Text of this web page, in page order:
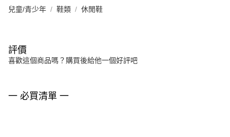
兒童/青少年 鞋類 休閒鞋
評價
喜歡這個商品嗎？購買後給他一個好評吧
一 必買清單 一